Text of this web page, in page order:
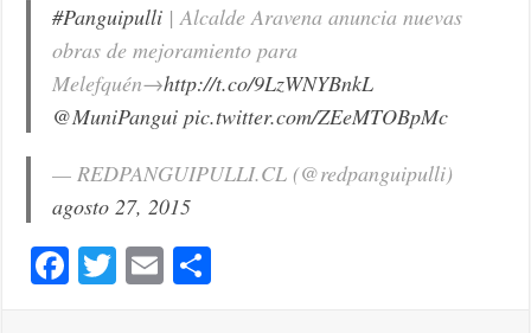
#Panguipulli | Alcalde Aravena anuncia nuevas
obras de mejoramiento para
Melefquén→http://t.co/9LzWNYBnkL
@MuniPangui pic.twitter.com/ZEeMTOBpMc
— REDPANGUIPULLI.CL (@redpanguipulli)
agosto 27, 2015
F
T
E